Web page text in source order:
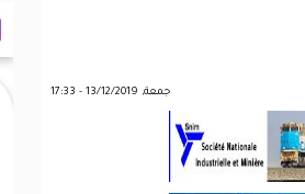
جمعة, 13/12/2019 - 17:33